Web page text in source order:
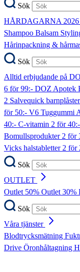
Sök
HÅRDAGARNA 2026
Shampoo Balsam
Hårinpackning &
Sök
Alltid erbjudande på
6 för 99:- DOZ Apotek
2 Salvequick barnplåster
för 50:- V6 Tuggummi
40:- C-vitamin 2 för
Bomullsprodukter2 för
Vicks halstabletter2 för
Sök
OUTLET
Outlet 50% Outlet 30%
Sök
Våra tjänster
Blodtrycksmätning
Drive Öronhåltagning